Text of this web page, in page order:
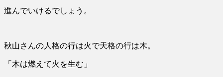
進んでいけるでしょう。
秋山さんの人格の行は火で天格の行は木。
「木は燃えて火を生む」